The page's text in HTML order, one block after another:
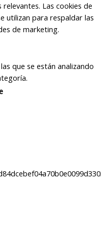
relevantes. Las cookies de
utilizan para respaldar las
de marketing.
que se están analizando